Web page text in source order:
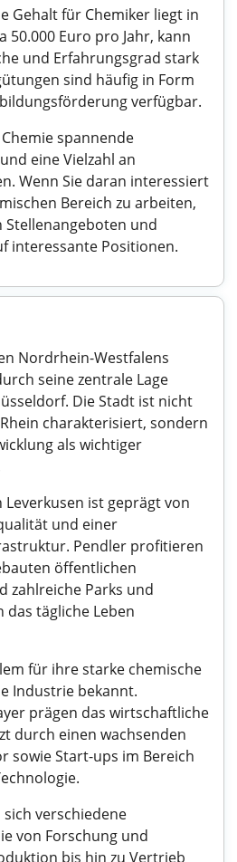
Gehalt für Chemiker liegt in
50.000 Euro pro Jahr, kann
und Erfahrungsgrad stark
sind häufig in Form
verfügbar.
spannende
eine Vielzahl an
Wenn Sie daran interessiert
Bereich zu arbeiten,
Stellenangeboten und
interessante Positionen.
Nordrhein-Westfalens
seine zentrale Lage
Die Stadt ist nicht
charakterisiert, sondern
als wichtiger
ist geprägt von
und einer
Pendler profitieren
öffentlichen
zahlreiche Parks und
das tägliche Leben
für ihre starke chemische
Industrie bekannt.
prägen das wirtschaftliche
durch einen wachsenden
sowie Start-ups im Bereich
verschiedene
von Forschung und
bis hin zu Vertrieb